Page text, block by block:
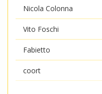
Nicola Colonna
Vito Foschi
Fabietto
coort